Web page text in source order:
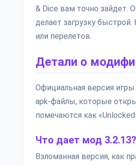
& Dice вам точно зайдет.
делает загрузку
или перелетов.
Детали о
Официальная версия
apk-файлы, которые
помечаются как
Что дает мод 3.2.13?
Взломанная версия, как